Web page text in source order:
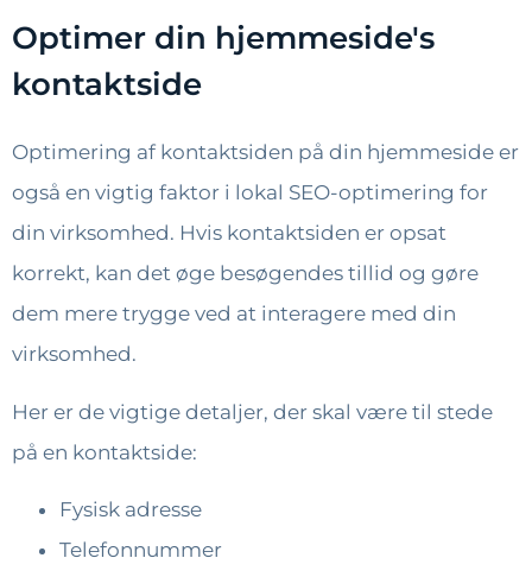
Optimer din hjemmeside's
kontaktside
Optimering af kontaktsiden på din hjemmeside er
også en vigtig faktor i lokal SEO-optimering for
din virksomhed. Hvis kontaktsiden er opsat
korrekt, kan det øge besøgendes tillid og gøre
dem mere trygge ved at interagere med din
virksomhed.
Her er de vigtige detaljer, der skal være til stede
på en kontaktside:
Fysisk adresse
Telefonnummer